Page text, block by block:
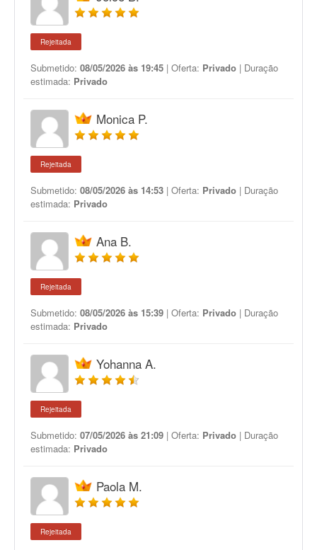
Rejeitada
Submetido: 08/05/2026 às 19:45 | Oferta: Privado | Duração
estimada: Privado
Monica P.
Rejeitada
Submetido: 08/05/2026 às 14:53 | Oferta: Privado | Duração
estimada: Privado
Ana B.
Rejeitada
Submetido: 08/05/2026 às 15:39 | Oferta: Privado | Duração
estimada: Privado
Yohanna A.
Rejeitada
Submetido: 07/05/2026 às 21:09 | Oferta: Privado | Duração
estimada: Privado
Paola M.
Rejeitada